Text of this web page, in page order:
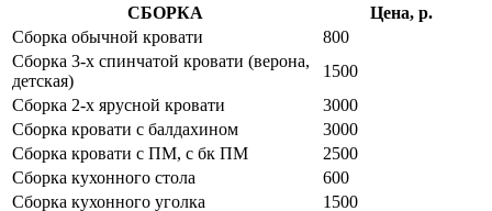
СБОРКА
Цена, р.
Сборка обычной кровати
800
Сборка 3-х спинчатой кровати (верона,
детская)
1500
Сборка 2-х ярусной кровати
3000
Сборка кровати с балдахином
3000
Сборка кровати с ПМ, с бк ПМ
2500
Сборка кухонного стола
600
Сборка кухонного уголка
1500